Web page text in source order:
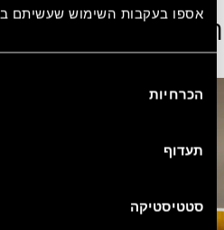
אספו בעקבות השימוש שעשיתם
בחירת
הסכמה
הכרחיות
תעדוף
סטטיסטיקה
הצג חדרים נוספים